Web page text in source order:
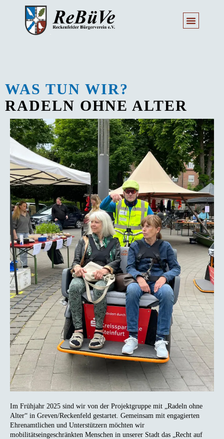
WAS TUN WIR?
RADELN OHNE ALTER
Im Frühjahr 2025 sind wir von der Projektgruppe mit „Radeln ohne
Alter“ in Greven/Reckenfeld gestartet. Gemeinsam mit engagierten
Ehrenamtlichen und Unterstützern möchten wir
mobilitätseingeschränkten Menschen in unserer Stadt das „Recht auf